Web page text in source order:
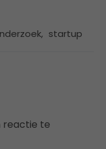
, startup
reactie te